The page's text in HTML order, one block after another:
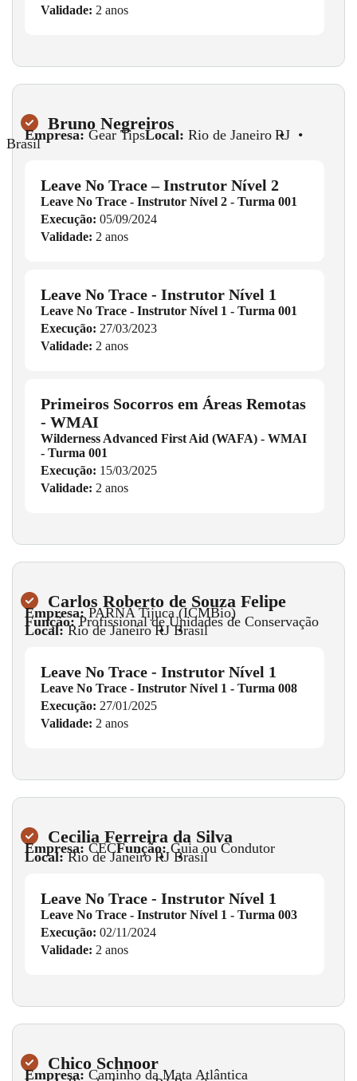
Validade: 2 anos
Bruno Negreiros
Empresa: Gear TipsLocal: Rio de Janeiro •
RJ •
Brasil
Leave No Trace – Instrutor Nível 2
Leave No Trace - Instrutor Nível 2 - Turma 001
Execução: 05/09/2024
Validade: 2 anos
Leave No Trace - Instrutor Nível 1
Leave No Trace - Instrutor Nível 1 - Turma 001
Execução: 27/03/2023
Validade: 2 anos
Primeiros Socorros em Áreas Remotas
- WMAI
Wilderness Advanced First Aid (WAFA) - WMAI
- Turma 001
Execução: 15/03/2025
Validade: 2 anos
Carlos Roberto de Souza Felipe
Empresa: PARNA Tijuca (ICMBio)
Função: Profissional de Unidades de Conservação
Local:Rio de Janeiro•
RJ•
Brasil
Leave No Trace - Instrutor Nível 1
Leave No Trace - Instrutor Nível 1 - Turma 008
Execução: 27/01/2025
Validade: 2 anos
Cecilia Ferreira da Silva
Empresa: CECFunção: Guia ou Condutor
Local:Rio de Janeiro•
RJ•
Brasil
Leave No Trace - Instrutor Nível 1
Leave No Trace - Instrutor Nível 1 - Turma 003
Execução: 02/11/2024
Validade: 2 anos
Chico Schnoor
Empresa: Caminho da Mata Atlântica